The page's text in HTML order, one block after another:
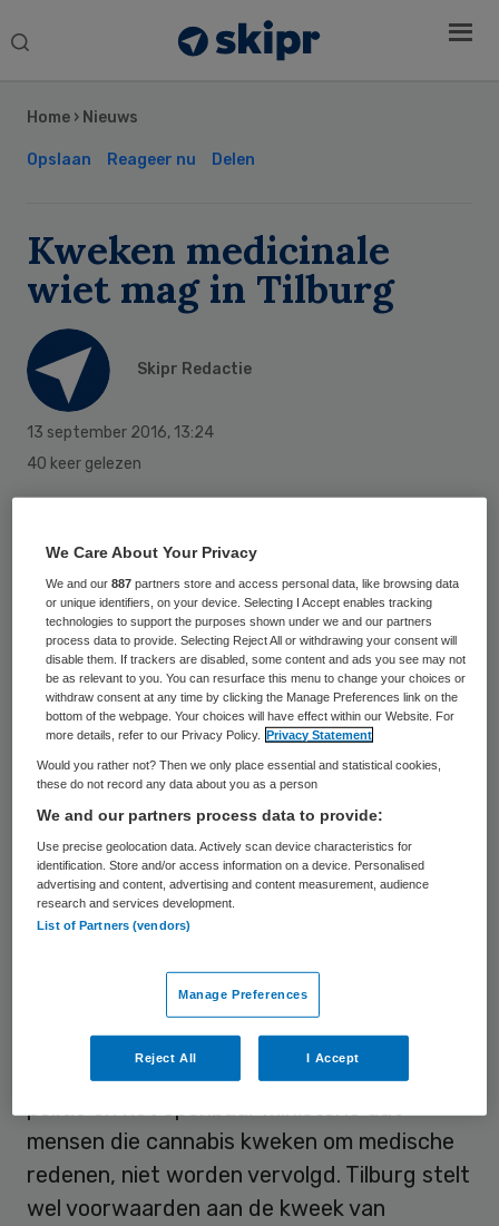
Search
Home › Nieuws
Opslaan Reageer nu Delen
Kweken medicinale
wiet mag in Tilburg
Skipr Redactie
13 september 2016, 13:24
40 keer gelezen
staat toe dat mensen die medicinale wiet
gebruiken voortaan onder voorwaarden
thuis cannabis kweken. Dit meldt de NOS op
basis van een brief aan de Patiënten Groep
Medicinale Cannabis Gebruikers (PGMCG).
PGMCG-voorzitter Marian Hutten noemt
het besluiteen grote doorbraak
kweken van wiet is wettelijk verboden, maar
bij minder dan vijf planten wordt het in
principe gedoogd. Toch worden patiënten
die wiet kweken regelmatig tegengewerkt
woningbouwcorporatie. Voortaan is hiervan
geen sprake meer in Tilburg.
Noordanus heeft afgesproken met de
politie en het openbaar ministerie dat
mensen die cannabis kweken om medische
redenen, niet worden vervolgd. Tilburg stelt
wel voorwaarden aan de kweek van
Sidebar
We Care About Your Privacy
We and our887 partners store and access personal data, like browsing data
or unique identifiers, on your device. Selecting I Accept enables tracking
technologies to support the purposes shown under we and our partners
process data to provide. Selecting Reject All or withdrawing your consent will
disable them. If trackers are disabled, some content and ads you see may not
be as relevant to you. You can resurface this menu to change your choices or
withdraw consent at any time by clicking the Manage Preferences link on the
bottom of the webpage. Your choices will have effect within our Website. For
more details, refer to our Privacy Policy.
Privacy Statement
Would you rather not? Then we only place essential and statistical cookies,
these do not record any data about you as a person
We and our partners process data to provide:
Use precise geolocation data. Actively scan device characteristics for
identification. Store and/or access information on a device. Personalised
advertising and content, advertising and content measurement, audience
research and services development.
List of Partners (vendors)
Manage Preferences
Reject All I Accept